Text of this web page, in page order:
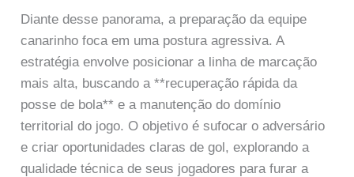
Diante desse panorama, a preparação da equipe
canarinho foca em uma postura agressiva. A
estratégia envolve posicionar a linha de marcação
mais alta, buscando a **recuperação rápida da
posse de bola** e a manutenção do domínio
territorial do jogo. O objetivo é sufocar o adversário
e criar oportunidades claras de gol, explorando a
qualidade técnica de seus jogadores para furar a